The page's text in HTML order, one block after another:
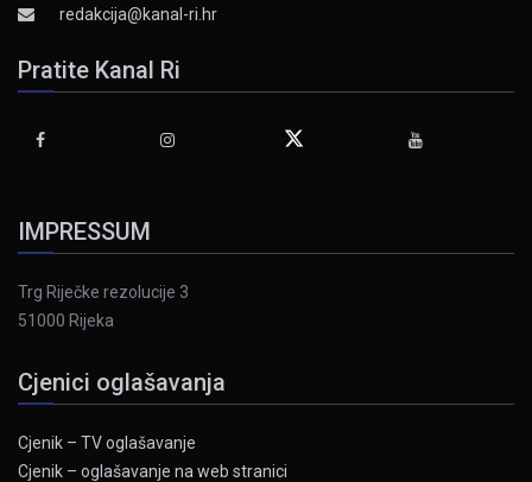
redakcija@kanal-ri.hr
Pratite Kanal Ri
IMPRESSUM
Trg Riječke rezolucije 3
51000 Rijeka
Cjenici oglašavanja
Cjenik – TV oglašavanje
Cjenik – oglašavanje na web stranici